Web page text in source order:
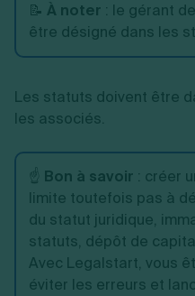
📝 À noter : le gérant
être désigné dans les
Les statuts doivent être
les associés.
☝️ Bon à savoir : créer
limite toutefois pas à
du statut juridique,
statuts, dépôt de
Avec Legalstart, vous
éviter les erreurs et